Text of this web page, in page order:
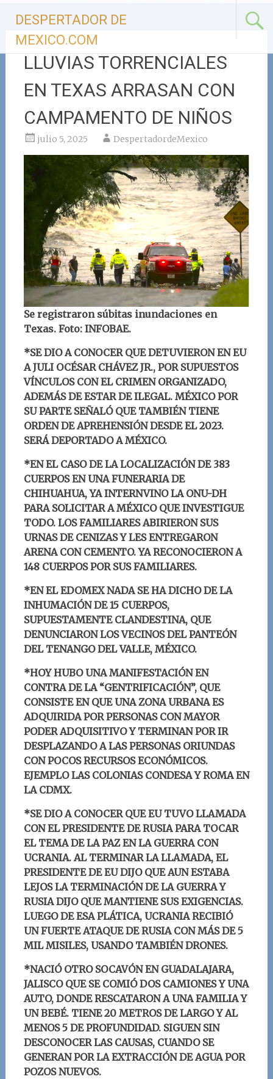
contenido
DESPERTADOR DE
MEXICO.COM
LLUVIAS TORRENCIALES
EN TEXAS ARRASAN CON
CAMPAMENTO DE NIÑOS
julio 5, 2025 DespertadordeMexico
Se registraron súbitas inundaciones en
Texas. Foto: INFOBAE.
*SE DIO A CONOCER QUE DETUVIERON EN EU
A JULI OCÉSAR CHÁVEZ JR., POR SUPUESTOS
VÍNCULOS CON EL CRIMEN ORGANIZADO,
ADEMÁS DE ESTAR DE ILEGAL. MÉXICO POR
SU PARTE SEÑALÓ QUE TAMBIÉN TIENE
ORDEN DE APREHENSIÓN DESDE EL 2023.
SERÁ DEPORTADO A MÉXICO.
*EN EL CASO DE LA LOCALIZACIÓN DE 383
CUERPOS EN UNA FUNERARIA DE
CHIHUAHUA, YA INTERNVINO LA ONU-DH
PARA SOLICITAR A MÉXICO QUE INVESTIGUE
TODO. LOS FAMILIARES ABIRIERON SUS
URNAS DE CENIZAS Y LES ENTREGARON
ARENA CON CEMENTO. YA RECONOCIERON A
148 CUERPOS POR SUS FAMILIARES.
*EN EL EDOMEX NADA SE HA DICHO DE LA
INHUMACIÓN DE 15 CUERPOS,
SUPUESTAMENTE CLANDESTINA, QUE
DENUNCIARON LOS VECINOS DEL PANTEÓN
DEL TENANGO DEL VALLE, MÉXICO.
*HOY HUBO UNA MANIFESTACIÓN EN
CONTRA DE LA “GENTRIFICACIÓN”, QUE
CONSISTE EN QUE UNA ZONA URBANA ES
ADQUIRIDA POR PERSONAS CON MAYOR
PODER ADQUISITIVOY TERMINAN POR IR
DESPLAZANDO A LAS PERSONAS ORIUNDAS
CON POCOS RECURSOS ECONÓMICOS.
EJEMPLO LAS COLONIAS CONDESA Y ROMA EN
LA CDMX.
*SE DIO A CONOCER QUE EU TUVO LLAMADA
CON EL PRESIDENTE DE RUSIA PARA TOCAR
EL TEMA DE LA PAZ EN LA GUERRA CON
UCRANIA. AL TERMINAR LA LLAMADA, EL
PRESIDENTE DE EU DIJO QUE AUN ESTABA
LEJOS LA TERMINACIÓN DE LA GUERRA Y
RUSIA DIJO QUE MANTIENE SUS EXIGENCIAS.
LUEGO DE ESA PLÁTICA, UCRANIA RECIBIÓ
UN FUERTE ATAQUE DE RUSIA CON MÁS DE 5
MIL MISILES, USANDO TAMBIÉN DRONES.
*NACIÓ OTRO SOCAVÓN EN GUADALAJARA,
JALISCO QUE SE COMIÓ DOS CAMIONES Y UNA
AUTO, DONDE RESCATARON A UNA FAMILIA Y
UN BEBÉ. TIENE 20 METROS DE LARGO Y AL
MENOS 5 DE PROFUNDIDAD. SIGUEN SIN
DESCONOCER LAS CAUSAS, CUANDO SE
GENERAN POR LA EXTRACCIÓN DE AGUA POR
POZOS NUEVOS.